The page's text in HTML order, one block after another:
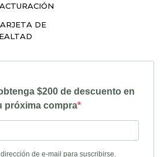
DE
$200 de descuento en
próxima compra
de e-mail para suscribirse.